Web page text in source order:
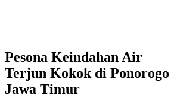
Pesona Keindahan Air
Terjun Kokok di Ponorogo
Jawa Timur